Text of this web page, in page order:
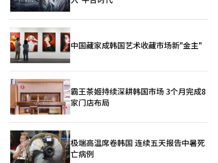
中国藏家成韩国艺术收藏市场新"金主"
霸王茶姬持续深耕韩国市场 3个月完成8
家门店布局
极端高温席卷韩国 连续五天报告中暑死
亡病例